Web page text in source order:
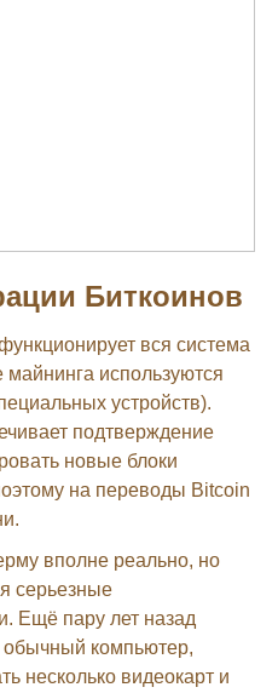
Биткоинов
вся система
используются
устройств).
подтверждение
новые блоки
на переводы Bitcoin
вполне реально, но
серьезные
Ещё пару лет назад
компьютер,
несколько видеокарт и